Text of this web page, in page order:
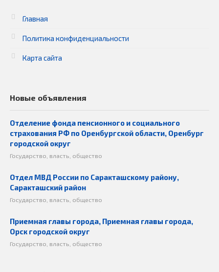
Главная
Политика конфиденциальности
Карта сайта
Новые объявления
Отделение фонда пенсионного и социального
страхования РФ по Оренбургской области, Оренбург
городской округ
Государство, власть, общество
Отдел МВД России по Саракташскому району,
Саракташский район
Государство, власть, общество
Приемная главы города, Приемная главы города,
Орск городской округ
Государство, власть, общество